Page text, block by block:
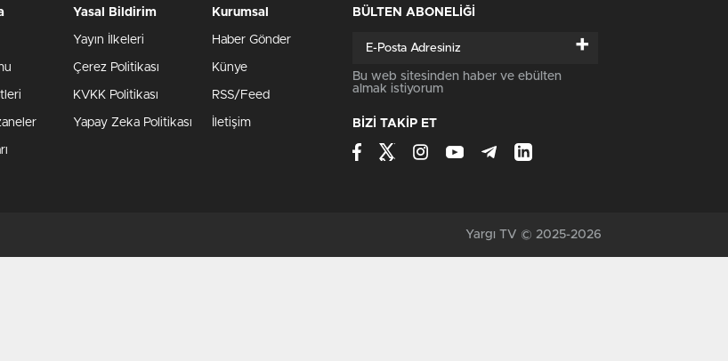
Yasal Bildirim
Yayın İlkeleri
Çerez Politikası
KVKK Politikası
Yapay Zeka Politikası
Kurumsal
Haber Gönder
Künye
RSS/Feed
İletişim
BÜLTEN ABONELİĞİ
+
Bu web sitesinden haber ve ebülten
almak istiyorum
BİZİ TAKİP ET
Yargı TV © 2025-2026